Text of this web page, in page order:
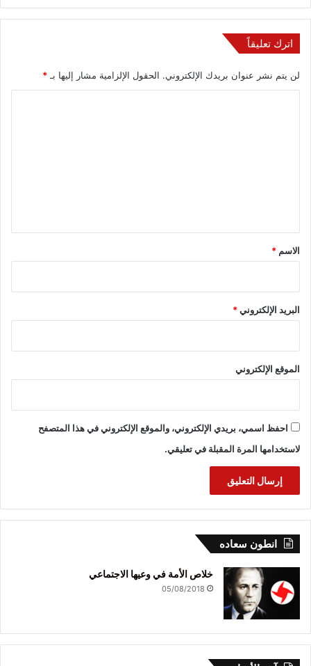
اترك تعليقاً
لن يتم نشر عنوان بريدك الإلكتروني. الحقول الإلزامية مشار إليها بـ *
*
الاسم *
البريد الإلكتروني*
الموقع الإلكتروني
احفظ اسمي، بريدي الإلكتروني، والموقع الإلكتروني في هذا المتصفح
لاستخدامها المرة المقبلة في تعليقي.
انطون سعاده
خلاص الأمة في وعيها الاجتماعي
05/08/2018